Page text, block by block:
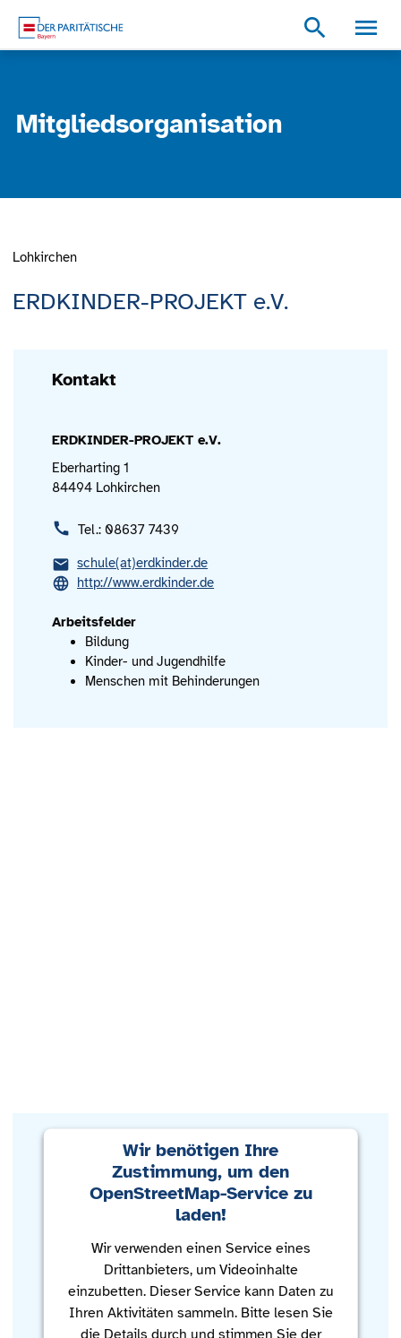
search
Mitgliedsorganisation
ERDKINDER-PROJEKT e.V.
Lohkirchen
Kontakt
ERDKINDER-PROJEKT e.V.
Eberharting 1
84494 Lohkirchen
Tel.: 08637 7439
schule(at)erdkinder.de
http://www.erdkinder.de
Arbeitsfelder
Bildung
Kinder- und Jugendhilfe
Menschen mit Behinderungen
Wir benötigen Ihre
Zustimmung, um den
OpenStreetMap-Service zu
laden!
Wir verwenden einen Service eines
Drittanbieters, um Videoinhalte
einzubetten. Dieser Service kann Daten zu
Ihren Aktivitäten sammeln. Bitte lesen Sie
die Details durch und stimmen Sie der